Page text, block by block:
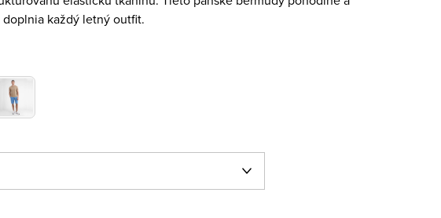
každý letný outfit.